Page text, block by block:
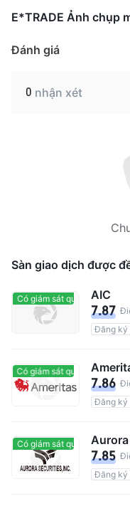
E*TRADE Ảnh chụp
Đánh giá
0 nhận xét
Sàn giao dịch được
Có giám sát quản lý Có giám
AIC
7.87
Đăng ký
Có giám sát quản lý Có giám
7.86
Đăng ký
Có giám sát quản lý Có giám
7.85
Đăng ký